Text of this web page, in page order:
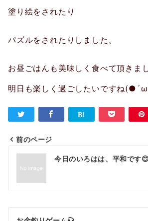
塗り絵をされたり
パズルをされたりしました。
お昼ごはんも美味しく食べて頂きま
明日も楽しく過ごしたいですね
投
ナ
ビ
前のページ
今日のいろはは、平和です😊